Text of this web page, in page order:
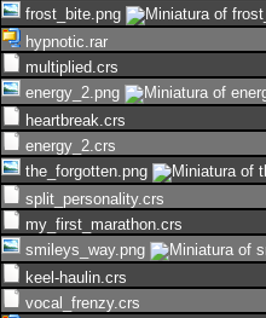
frost_bite.png
hypnotic.rar
multiplied.crs
energy_2.png
heartbreak.crs
energy_2.crs
the_forgotten.png
split_personality.crs
my_first_marathon.crs
smileys_way.png
keel-haulin.crs
vocal_frenzy.crs